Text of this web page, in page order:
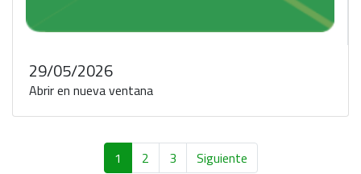
29/05/2026
Abrir en nueva ventana
1 2 3 Siguiente